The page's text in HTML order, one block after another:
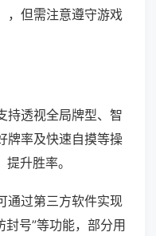
，但需注意遵守游戏
持透视全局牌型、智
牌率及快速自摸等操
升胜率。
通过第三方软件实现
封号”等功能，部分用